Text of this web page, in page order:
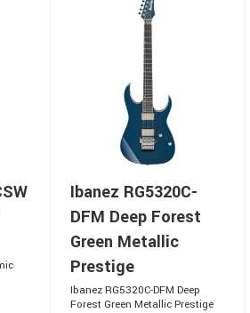
Ibanez RG5320C-
DFM Deep Forest
Green Metallic
Prestige
Ibanez RG5320C-DFM Deep
Forest Green Metallic Prestige